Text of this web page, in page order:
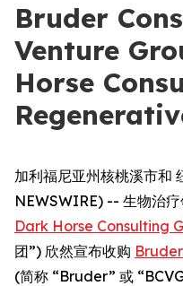
Bruder
Venture
Horse
加利福尼亚州核桃溪市和
NEWSWIRE) -- 生物治
Dark Horse Consulting
团”) 欣然宣布收购
(简称 “Bruder” 或